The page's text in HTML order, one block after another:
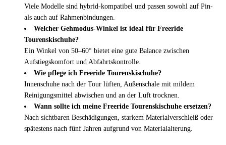
Viele Modelle sind hybrid-kompatibel und passen sowohl auf Pin-
als auch auf Rahmenbindungen.
Welcher Gehmodus-Winkel ist ideal für Freeride
Tourenskischuhe?
Ein Winkel von 50–60° bietet eine gute Balance zwischen
Aufstiegskomfort und Abfahrtskontrolle.
Wie pflege ich Freeride Tourenskischuhe?
Innenschuhe nach der Tour lüften, Außenschale mit mildem
Reinigungsmittel abwischen und an der Luft trocknen.
Wann sollte ich meine Freeride Tourenskischuhe ersetzen?
Nach sichtbaren Beschädigungen, starkem Materialverschleiß oder
spätestens nach fünf Jahren aufgrund von Materialalterung.